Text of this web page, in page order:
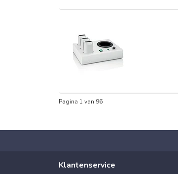
Pagina 1 van 96
Klantenservice